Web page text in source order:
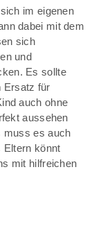
im eigenen
dabei mit dem
sich
und
Es sollte
Ersatz für
auch ohne
aussehen
muss es auch
Eltern könnt
mit hilfreichen